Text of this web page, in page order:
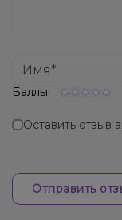
Баллы
Оставить отзыв
Отправить